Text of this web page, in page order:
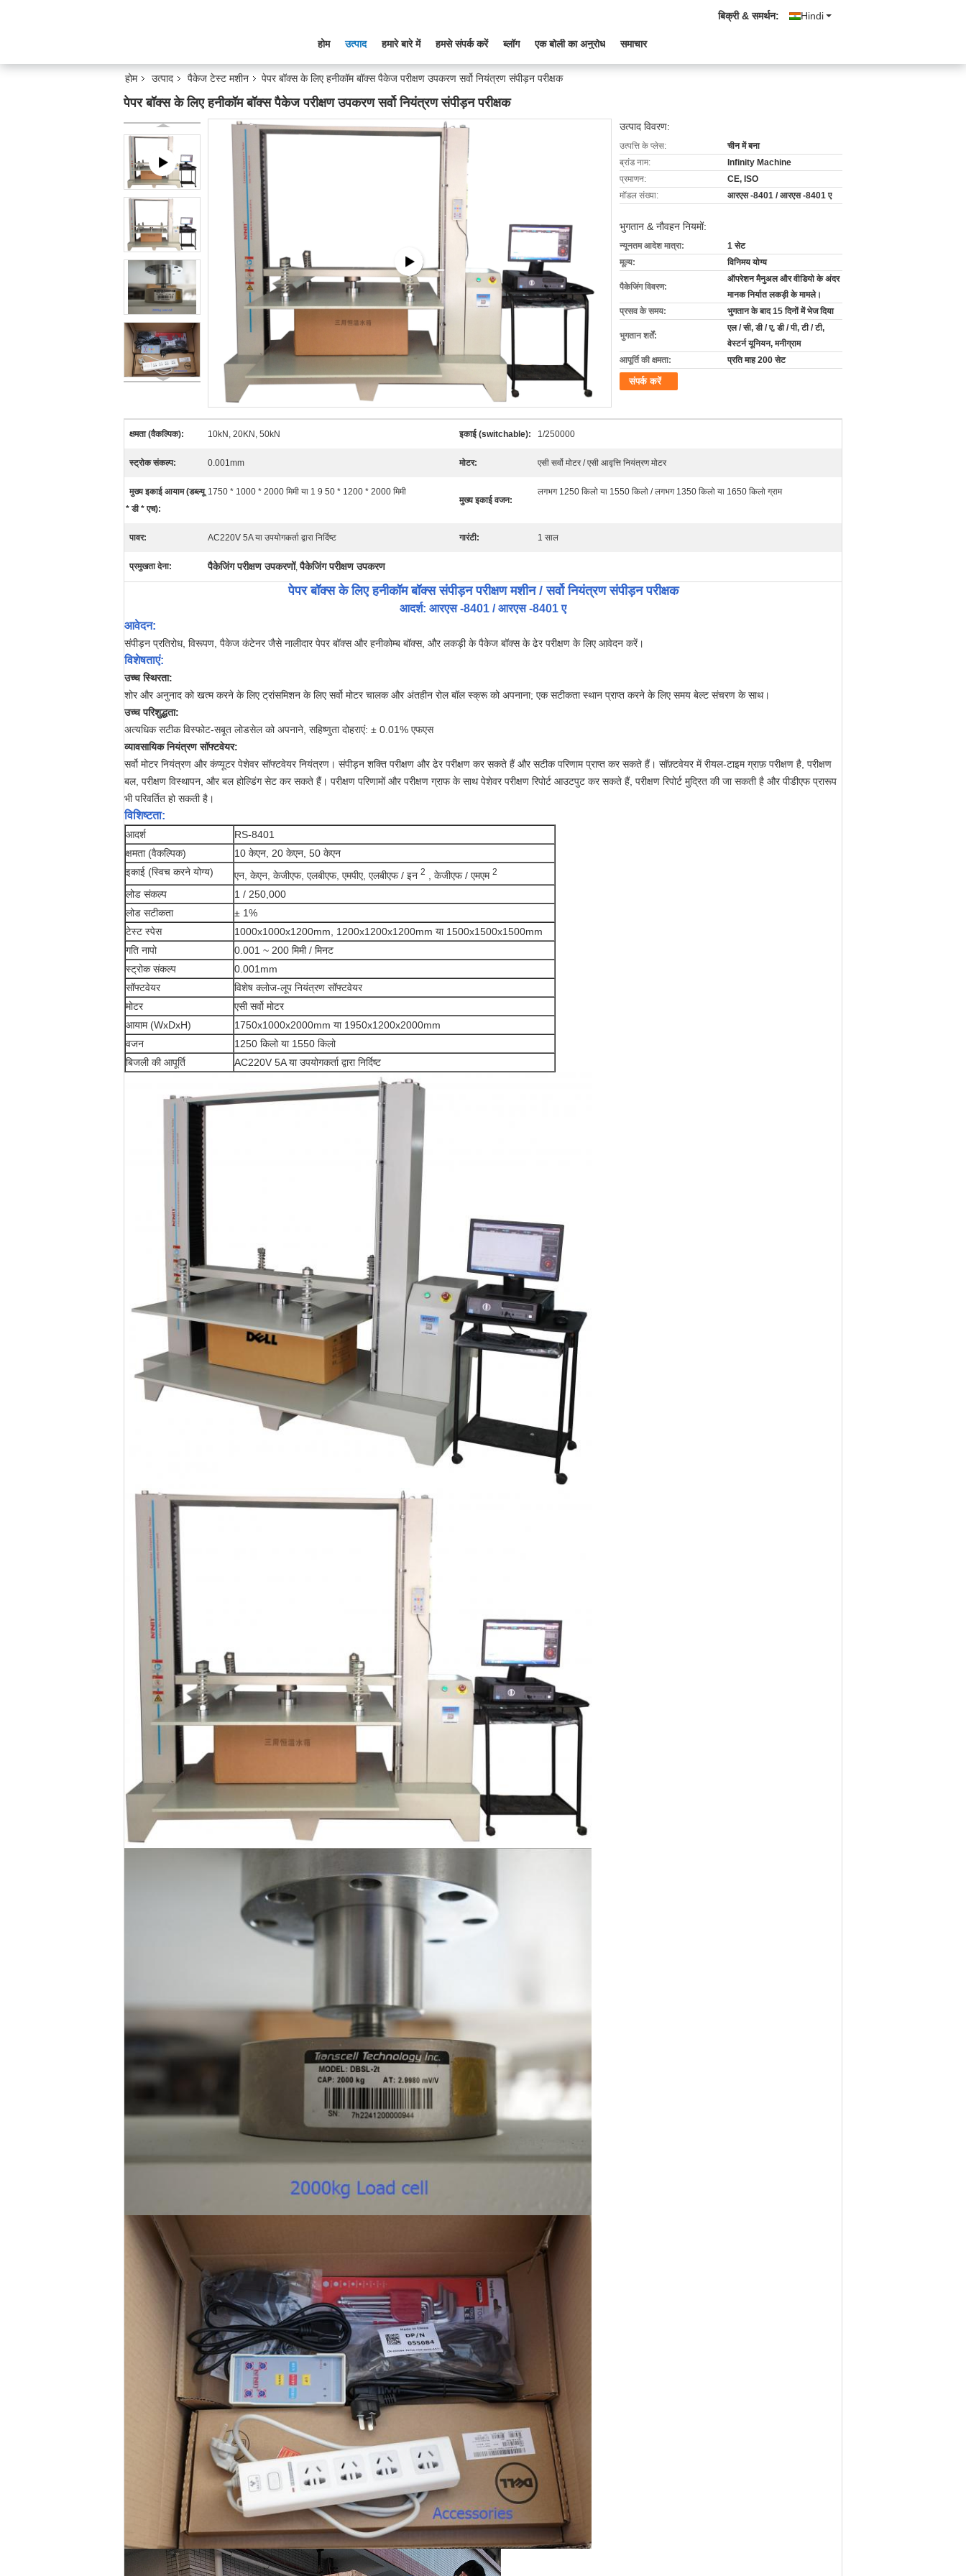
Hindi
बिक्री & समर्थन:
होम उत्पाद हमारे बारे में हमसे संपर्क करें ब्लॉग एक बोली का अनुरोध समाचार
होम उत्पाद पैकेज टेस्ट मशीन पेपर बॉक्स के लिए हनीकॉम बॉक्स पैकेज परीक्षण उपकरण सर्वो नियंत्रण संपीड़न परीक्षक
पेपर बॉक्स के लिए हनीकॉम बॉक्स पैकेज परीक्षण उपकरण सर्वो नियंत्रण संपीड़न परीक्षक
उत्पाद विवरण:
उत्पत्ति के प्लेस:
चीन में बना
ब्रांड नाम:
Infinity Machine
प्रमाणन:
CE, ISO
मॉडल संख्या:
आरएस -8401 / आरएस -8401 ए
भुगतान & नौवहन नियमों:
न्यूनतम आदेश मात्रा:
1 सेट
मूल्य:
विनिमय योग्य
पैकेजिंग विवरण:
ऑपरेशन मैनुअल और वीडियो के अंदर
मानक निर्यात लकड़ी के मामले।
प्रसव के समय:
भुगतान के बाद 15 दिनों में भेज दिया
भुगतान शर्तें:
एल / सी, डी / ए, डी / पी, टी / टी,
वेस्टर्न यूनियन, मनीग्राम
आपूर्ति की क्षमता:
प्रति माह 200 सेट
संपर्क करें
क्षमता (वैकल्पिक): 10kN, 20KN, 50kN इकाई (switchable): 1/250000
स्ट्रोक संकल्प: 0.001mm मोटर: एसी सर्वो मोटर / एसी आवृत्ति नियंत्रण मोटर
मुख्य इकाई आयाम (डब्ल्यू
* डी * एच):
1750 * 1000 * 2000 मिमी या 1 9 50 * 1200 * 2000 मिमी
मुख्य इकाई वजन:
लगभग 1250 किलो या 1550 किलो / लगभग 1350 किलो या 1650 किलो ग्राम
पावर: AC220V 5A या उपयोगकर्ता द्वारा निर्दिष्ट गारंटी: 1 साल
प्रमुखता देना: पैकेजिंग परीक्षण उपकरणों,पैकेजिंग परीक्षण उपकरण
पेपर बॉक्स के लिए हनीकॉम बॉक्स संपीड़न परीक्षण मशीन / सर्वो नियंत्रण संपीड़न परीक्षक
आदर्श: आरएस -8401 / आरएस -8401 ए
आवेदन:
संपीड़न प्रतिरोध, विरूपण, पैकेज कंटेनर जैसे नालीदार पेपर बॉक्स और हनीकोम्ब बॉक्स, और लकड़ी के पैकेज बॉक्स के ढेर परीक्षण के लिए आवेदन करें।
विशेषताएं:
उच्च स्थिरता:
शोर और अनुनाद को खत्म करने के लिए ट्रांसमिशन के लिए सर्वो मोटर चालक और अंतहीन रोल बॉल स्क्रू को अपनाना; एक सटीकता स्थान प्राप्त करने के लिए समय बेल्ट संचरण के साथ।
उच्च परिशुद्धता:
अत्यधिक सटीक विस्फोट-सबूत लोडसेल को अपनाने, सहिष्णुता दोहराएं: ± 0.01% एफएस
व्यावसायिक नियंत्रण सॉफ्टवेयर:
सर्वो मोटर नियंत्रण और कंप्यूटर पेशेवर सॉफ्टवेयर नियंत्रण। संपीड़न शक्ति परीक्षण और ढेर परीक्षण कर सकते हैं और सटीक परिणाम प्राप्त कर सकते हैं। सॉफ़्टवेयर में रीयल-टाइम ग्राफ़ परीक्षण है, परीक्षण
बल, परीक्षण विस्थापन, और बल होल्डिंग सेट कर सकते हैं। परीक्षण परिणामों और परीक्षण ग्राफ के साथ पेशेवर परीक्षण रिपोर्ट आउटपुट कर सकते हैं, परीक्षण रिपोर्ट मुद्रित की जा सकती है और पीडीएफ प्रारूप
भी परिवर्तित हो सकती है।
विशिष्टता:
आदर्श
RS-8401
क्षमता (वैकल्पिक)
10 केएन, 20 केएन, 50 केएन
इकाई (स्विच करने योग्य)
एन, केएन, केजीएफ, एलबीएफ, एमपीए, एलबीएफ / इन 2 , केजीएफ / एमएम 2
लोड संकल्प
1 / 250,000
लोड सटीकता
± 1%
टेस्ट स्पेस
1000x1000x1200mm, 1200x1200x1200mm या 1500x1500x1500mm
गति नापो
0.001 ~ 200 मिमी / मिनट
स्ट्रोक संकल्प
0.001mm
सॉफ्टवेयर
विशेष क्लोज-लूप नियंत्रण सॉफ्टवेयर
मोटर
एसी सर्वो मोटर
आयाम (WxDxH)
1750x1000x2000mm या 1950x1200x2000mm
वजन
1250 किलो या 1550 किलो
बिजली की आपूर्ति
AC220V 5A या उपयोगकर्ता द्वारा निर्दिष्ट